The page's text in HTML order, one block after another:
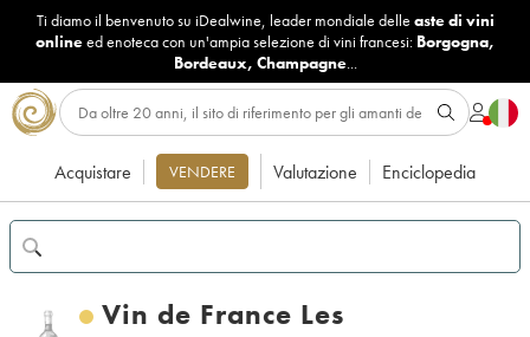
Ti diamo il benvenuto su iDealwine, leader mondiale delle aste di vini
onlineed enoteca con un'ampia selezione di vini francesi: Borgogna,
Bordeaux, Champagne...
Acquistare VENDERE Valutazione Enciclopedia
Vin de France Les